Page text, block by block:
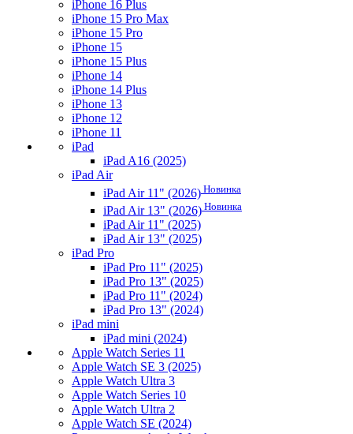
iPhone 16 Plus
iPhone 15 Pro Max
iPhone 15 Pro
iPhone 15
iPhone 15 Plus
iPhone 14
iPhone 14 Plus
iPhone 13
iPhone 12
iPhone 11
iPad
iPad A16 (2025)
iPad Air
iPad Air 11" (2026) Новинка
iPad Air 13" (2026) Новинка
iPad Air 11" (2025)
iPad Air 13" (2025)
iPad Pro
iPad Pro 11" (2025)
iPad Pro 13" (2025)
iPad Pro 11" (2024)
iPad Pro 13" (2024)
iPad mini
iPad mini (2024)
Apple Watch Series 11
Apple Watch SE 3 (2025)
Apple Watch Ultra 3
Apple Watch Series 10
Apple Watch Ultra 2
Apple Watch SE (2024)